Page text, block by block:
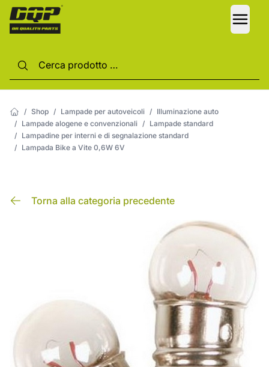
/ Shop / Lampade per autoveicoli / Illuminazione auto
/ Lampade alogene e convenzionali / Lampade standard
/ Lampadine per interni e di segnalazione standard
/ Lampada Bike a Vite 0,6W 6V
Torna alla categoria precedente